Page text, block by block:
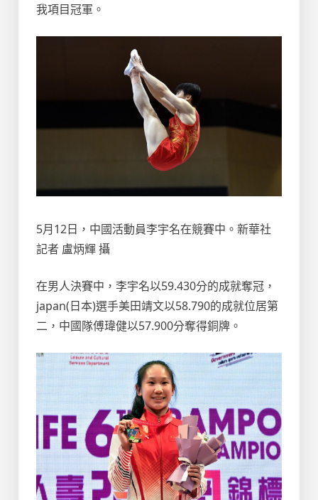
我項目冠軍。
5月12日，中國活動員李宇名在競賽中。新華社
記者 盧炳輝 攝
在男人決賽中，李宇名以59.430分的成就奪冠，
japan(日本)選手美田靖文以58.790的成就位居第
二，中國隊傅瑋健以57.900分奪得銅牌。